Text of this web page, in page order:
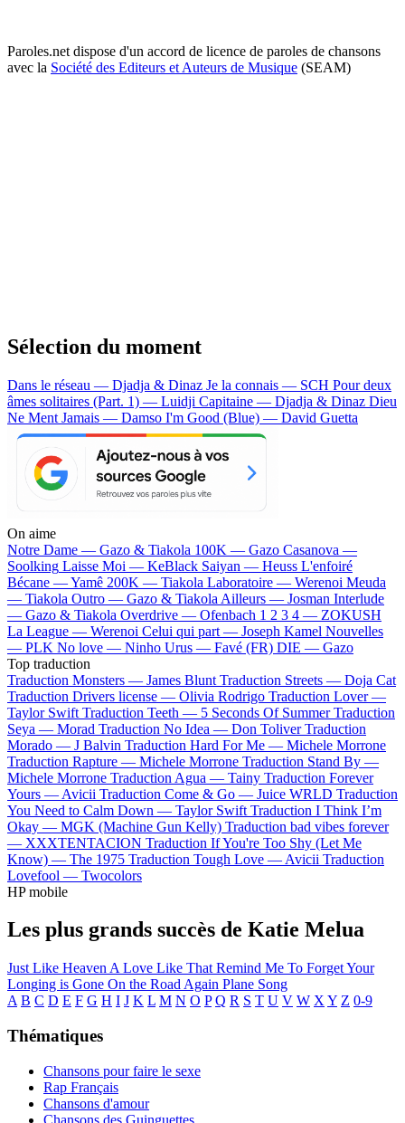
Paroles.net dispose d'un accord de licence de paroles de chansons
avec la Société des Editeurs et Auteurs de Musique (SEAM)
Sélection du moment
Dans le réseau — Djadja & Dinaz Je la connais — SCH Pour deux
âmes solitaires (Part. 1) — Luidji Capitaine — Djadja & Dinaz Dieu
Ne Ment Jamais — Damso I'm Good (Blue) — David Guetta
On aime
Notre Dame — Gazo & Tiakola 100K — Gazo Casanova —
Soolking Laisse Moi — KeBlack Saiyan — Heuss L'enfoiré
Bécane —Yamê 200K — Tiakola Laboratoire — Werenoi Meuda
— Tiakola Outro — Gazo & Tiakola Ailleurs — Josman Interlude
— Gazo & Tiakola Overdrive — Ofenbach 1 2 3 4 — ZOKUSH
La League — Werenoi Celui qui part — Joseph Kamel Nouvelles
— PLK No love — Ninho Urus — Favé (FR) DIE — Gazo
Top traduction
Traduction Monsters — James Blunt Traduction Streets — Doja Cat
Traduction Drivers license — Olivia Rodrigo Traduction Lover —
Taylor Swift Traduction Teeth — 5 Seconds Of Summer Traduction
Seya — Morad Traduction No Idea — Don Toliver Traduction
Morado — J Balvin Traduction Hard For Me — Michele Morrone
Traduction Rapture — Michele Morrone Traduction Stand By —
Michele Morrone Traduction Agua — Tainy Traduction Forever
Yours — Avicii Traduction Come & Go — Juice WRLD Traduction
You Need to Calm Down — Taylor Swift Traduction I Think I’m
Okay — MGK (Machine Gun Kelly) Traduction bad vibes forever
— XXXTENTACION Traduction If You're Too Shy (Let Me
Know) — The 1975 Traduction Tough Love — Avicii Traduction
Lovefool — Twocolors
HP mobile
Les plus grands succès de Katie Melua
Just Like Heaven A Love Like That Remind Me To ForgetYour
Longing is Gone On the Road Again Plane Song
A B C D E F G H I J K L M N O P Q R S T U V W X Y Z 0-9
Thématiques
Chansons pour faire le sexe
Rap Français
Chansons d'amour
Chansons des Guinguettes